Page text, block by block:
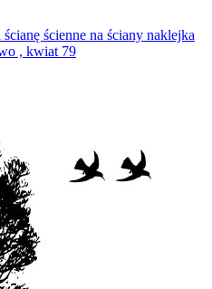
ścienne na ściany naklejka
, kwiat 79